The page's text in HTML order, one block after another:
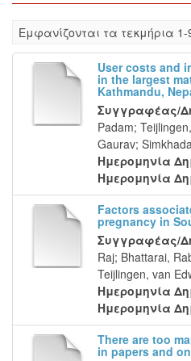
Eμφανίζονται τα τεκμήρια
User costs and
in the largest
Kathmandu,
Συγγραφέας/
Padam;
Gaurav;
Ημερομηνία
Ημερομηνία
Factors
pregnancy in
Συγγραφέας/
Raj; Bhattarai,
Teijlingen, van
Ημερομηνία
Ημερομηνία
There are too
in papers and